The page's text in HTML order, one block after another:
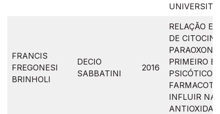
FRANCIS
FREGONESI
BRINHOLI
DECIO
SABBATINI
2016
RELAÇÃO
DE
PRIMEIRO
PSICÓTICO:
INFLUIR